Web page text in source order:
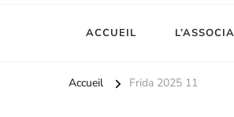
ACCUEIL
Accueil Frida 2025 11